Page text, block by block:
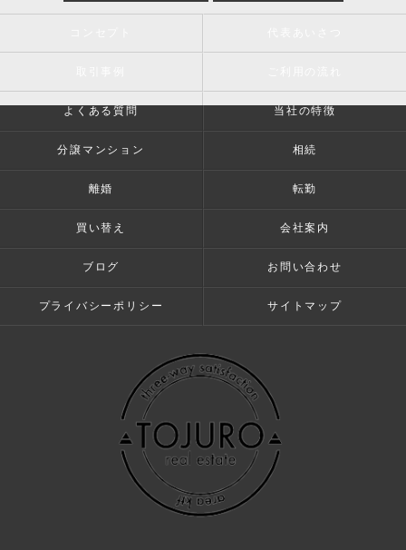
よくある質問 当社の特徴
分譲マンション 相続
離婚 転勤
買い替え 会社案内
ブログ お問い合わせ
プライバシーポリシー サイトマップ